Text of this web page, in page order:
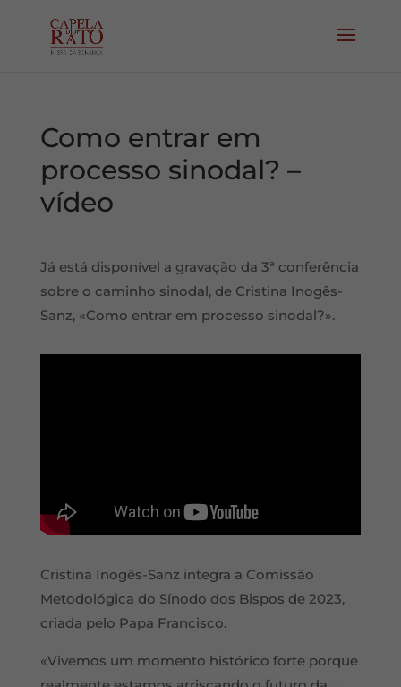
Como entrar em
processo sinodal? –
vídeo
Já está disponível a gravação da 3ª conferência
sobre o caminho sinodal, de Cristina Inogês-
Sanz, «Como entrar em processo sinodal?».
Cristina Inogês-Sanz integra a Comissão
Metodológica do Sínodo dos Bispos de 2023,
criada pelo Papa Francisco.
«Vivemos um momento histórico forte porque